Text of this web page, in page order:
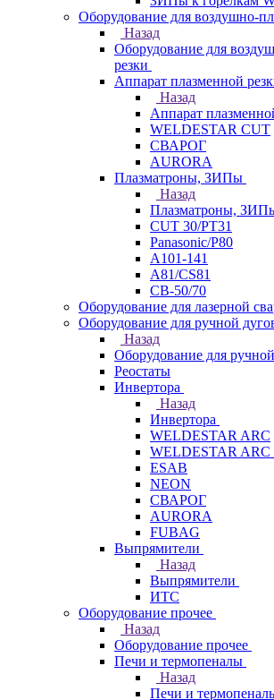
Оборудование для воздушно-
Назад
Оборудование для
резки
Аппарат плазменной
Назад
Аппарат
WELDESTAR CUT
СВАРОГ
AURORA
Плазматроны, ЗИПы
Назад
Плазматроны,
CUT 30/PT31
Panasonic/P80
А101-141
А81/CS81
СВ-50/70
Оборудование для лазерной
Оборудование для ручной
Назад
Оборудование для
Реостаты
Инвертора
Назад
Инвертора
WELDESTAR ARC
WELDESTAR
ESAB
NEON
СВАРОГ
AURORA
FUBAG
Выпрямители
Назад
Выпрямители
ИТС
Оборудование прочее
Назад
Оборудование прочее
Печи и термопеналы
Назад
Печи и